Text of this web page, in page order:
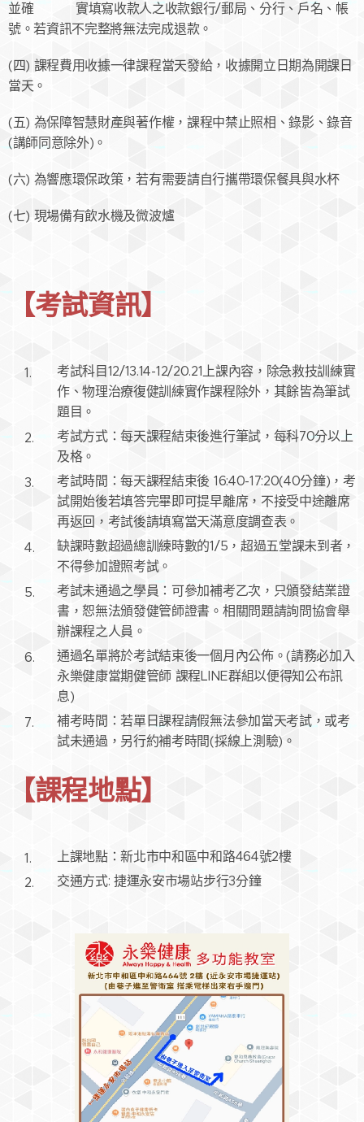
並確 實填寫收款人之收款銀行/郵局、分行、戶名、帳
號。若資訊不完整將無法完成退款。
(四) 課程費用收據一律課程當天發給，收據開立日期為開課日
當天。
(五) 為保障智慧財產與著作權，課程中禁止照相、錄影、錄音
(講師同意除外)。
(六) 為響應環保政策，若有需要請自行攜帶環保餐具與水杯
(七) 現場備有飲水機及微波爐
【考試資訊】
考試科目12/13.14-12/20.21上課內容，除急救技訓練實
作、物理治療復健訓練實作課程除外，其餘皆為筆試
題目。
考試方式：每天課程結束後進行筆試，每科70分以上
及格。
考試時間：每天課程結束後 16:40-17:20(40分鐘)，考
試開始後若填答完畢即可提早離席，不接受中途離席
再返回，考試後請填寫當天滿意度調查表。
缺課時數超過總訓練時數的1/5，超過五堂課未到者，
不得參加證照考試。
考試未通過之學員：可參加補考乙次，只頒發結業證
書，恕無法頒發健管師證書。相關問題請詢問協會舉
辦課程之人員。
通過名單將於考試結束後一個月內公佈。(請務必加入
永樂健康當期健管師 課程LINE群組以便得知公布訊
息)
補考時間：若單日課程請假無法參加當天考試，或考
試未通過，另行約補考時間(採線上測驗)。
【課程地點】
上課地點：新北市中和區中和路464號2樓
交通方式: 捷運永安市場站步行3分鐘